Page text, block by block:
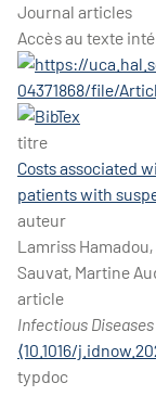
Journal articles
Accès au texte
titre
Costs associated
patients with
auteur
Lamriss
Sauvat, Martine
article
Infectious
⟨10.1016/
typdoc